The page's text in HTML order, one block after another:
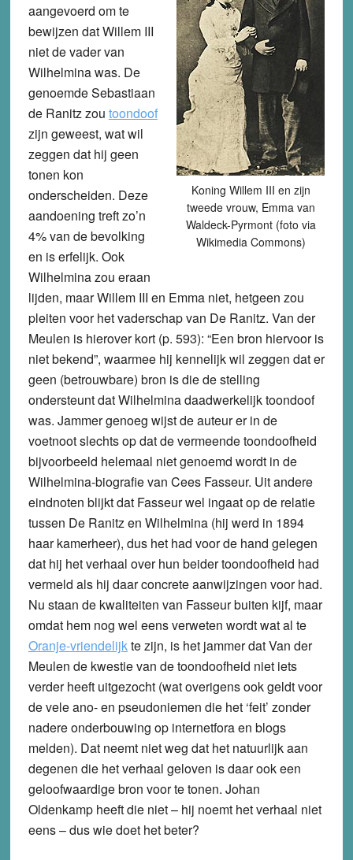
Koning Willem III en zijn
tweede vrouw, Emma van
Waldeck-Pyrmont (foto via
Wikimedia Commons)
aangevoerd om te
bewijzen dat Willem III
niet de vader van
Wilhelmina was. De
genoemde Sebastiaan
de Ranitz zou toondoof
zijn geweest, wat wil
zeggen dat hij geen
tonen kon
onderscheiden. Deze
aandoening treft zo’n
4% van de bevolking
en is erfelijk. Ook
Wilhelmina zou eraan
lijden, maar Willem III en Emma niet, hetgeen zou
pleiten voor het vaderschap van De Ranitz. Van der
Meulen is hierover kort (p. 593): “Een bron hiervoor is
niet bekend”, waarmee hij kennelijk wil zeggen dat er
geen (betrouwbare) bron is die de stelling
ondersteunt dat Wilhelmina daadwerkelijk toondoof
was. Jammer genoeg wijst de auteur er in de
voetnoot slechts op dat de vermeende toondoofheid
bijvoorbeeld helemaal niet genoemd wordt in de
Wilhelmina-biografie van Cees Fasseur. Uit andere
eindnoten blijkt dat Fasseur wel ingaat op de relatie
tussen De Ranitz en Wilhelmina (hij werd in 1894
haar kamerheer), dus het had voor de hand gelegen
dat hij het verhaal over hun beider toondoofheid had
vermeld als hij daar concrete aanwijzingen voor had.
Nu staan de kwaliteiten van Fasseur buiten kijf, maar
omdat hem nog wel eens verweten wordt wat al te
Oranje-vriendelijkte zijn, is het jammer dat Van der
Meulen de kwestie van de toondoofheid niet iets
verder heeft uitgezocht (wat overigens ook geldt voor
de vele ano- en pseudoniemen die het ‘feit’ zonder
nadere onderbouwing op internetfora en blogs
melden). Dat neemt niet weg dat het natuurlijk aan
degenen die het verhaal geloven is daar ook een
geloofwaardige bron voor te tonen. Johan
Oldenkamp heeft die niet – hij noemt het verhaal niet
eens – dus wie doet het beter?